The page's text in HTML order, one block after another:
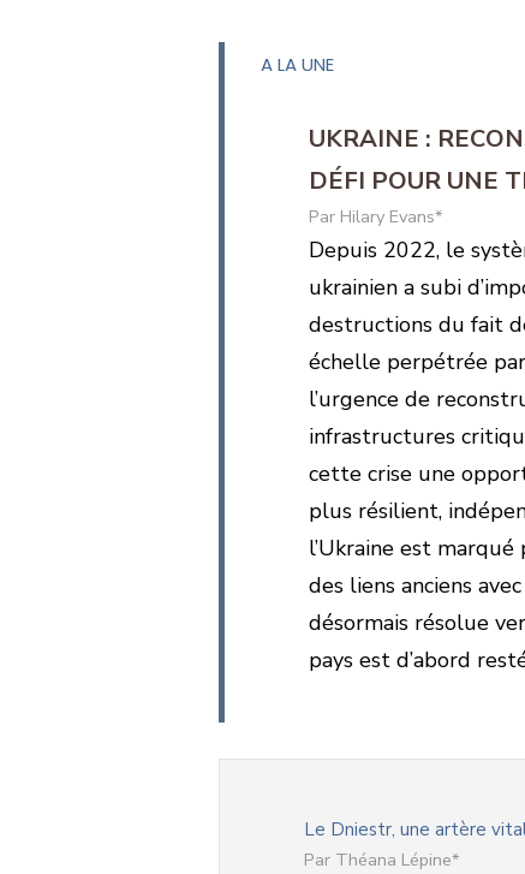
A LA UNE
UKRAINE :
DÉFI POUR UNE
Hilary Evans*
Depuis 2022, le
ukrainien a subi
destructions du fait
échelle perpétrée
l’urgence de
infrastructures
cette crise une
plus résilient,
l’Ukraine est
des liens anciens
désormais résolue
pays est d’abord
Le Dniestr, une artère
Théana Lépine*